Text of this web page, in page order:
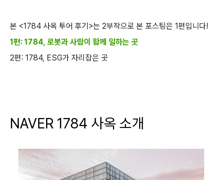
본 <1784 사옥 투어 후기>는 2부작으로 본 포스팅은 1편입니다!
1편: 1784, 로봇과 사람이 함께 일하는 곳
2편: 1784, ESG가 자리잡은 곳
NAVER 1784 사옥 소개